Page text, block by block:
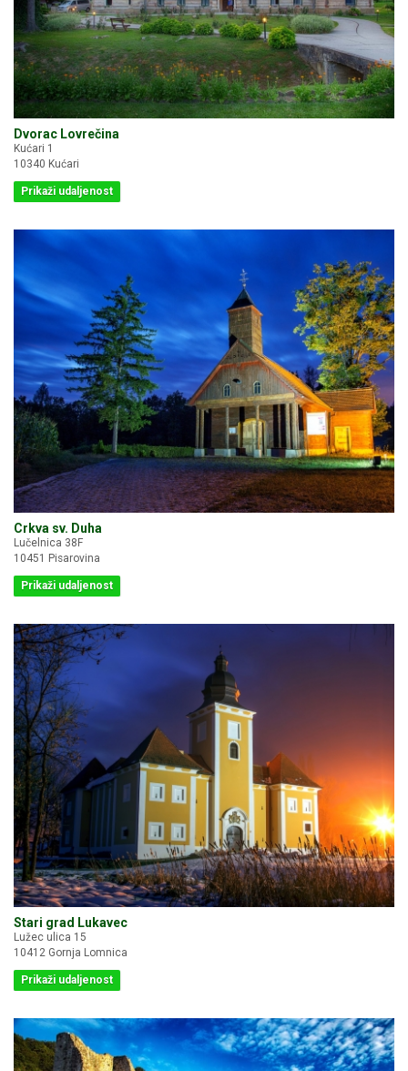
Dvorac Lovrečina
Kućari 1
10340 Kućari
Prikaži udaljenost
Crkva sv. Duha
Lučelnica 38F
10451 Pisarovina
Prikaži udaljenost
Stari grad Lukavec
Lužec ulica 15
10412 Gornja Lomnica
Prikaži udaljenost